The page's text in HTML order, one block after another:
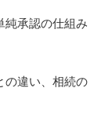
純承認の仕組み
の違い、相続の